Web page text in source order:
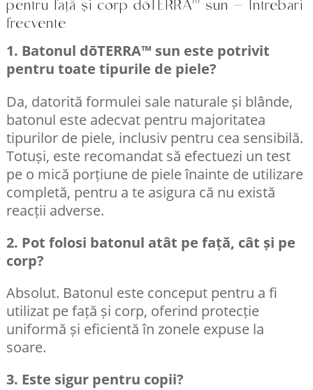
pentru față și corp dōTERRA™ sun – Intrebari
frecvente
1. Batonul dōTERRA™ sun este potrivit
pentru toate tipurile de piele?
Da, datorită formulei sale naturale și blânde,
batonul este adecvat pentru majoritatea
tipurilor de piele, inclusiv pentru cea sensibilă.
Totuși, este recomandat să efectuezi un test
pe o mică porțiune de piele înainte de utilizare
completă, pentru a te asigura că nu există
reacții adverse.​
2. Pot folosi batonul atât pe față, cât și pe
corp?
Absolut. Batonul este conceput pentru a fi
utilizat pe față și corp, oferind protecție
uniformă și eficientă în zonele expuse la
soare.​
3. Este sigur pentru copii?